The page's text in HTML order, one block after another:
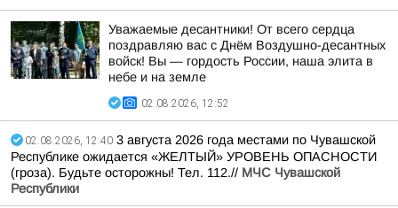
Уважаемые десантники! От всего сердца
поздравляю вас с Днём Воздушно-десантных
войск! Вы — гордость России, наша элита в
небе и на земле
02.08.2026, 12:52
02.08.2026, 12:40 3 августа 2026 года местами по Чувашской
Республике ожидается «ЖЕЛТЫЙ» УРОВЕНЬ ОПАСНОСТИ
(гроза). Будьте осторожны! Тел. 112.// МЧС Чувашской
Республики